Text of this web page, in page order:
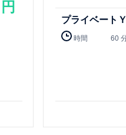
プライベート
時間 60